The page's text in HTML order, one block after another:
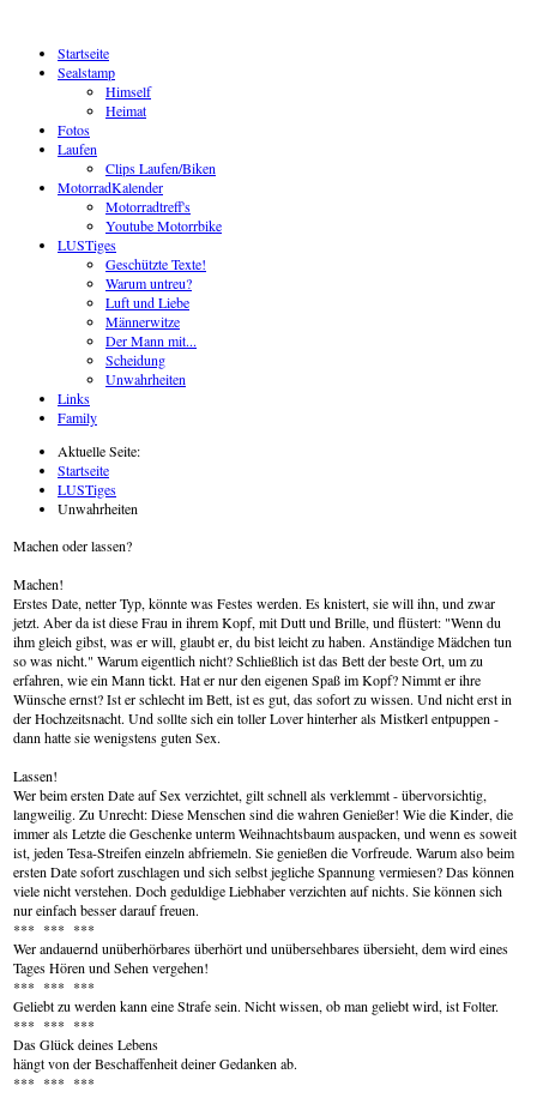
Startseite
Sealstamp
Himself
Heimat
Fotos
Laufen
Clips Laufen/Biken
MotorradKalender
Motorradtreff's
Youtube Motorrbike
LUSTiges
Geschützte Texte!
Warum untreu?
Luft und Liebe
Männerwitze
Der Mann mit...
Scheidung
Unwahrheiten
Links
Family
Aktuelle Seite:
Startseite
LUSTiges
Unwahrheiten
Machen oder lassen?
Machen!
Erstes Date, netter Typ, könnte was Festes werden. Es knistert, sie will ihn, und zwar
jetzt. Aber da ist diese Frau in ihrem Kopf, mit Dutt und Brille, und flüstert: "Wenn du
ihm gleich gibst, was er will, glaubt er, du bist leicht zu haben. Anständige Mädchen tun
so was nicht." Warum eigentlich nicht? Schließlich ist das Bett der beste Ort, um zu
erfahren, wie ein Mann tickt. Hat er nur den eigenen Spaß im Kopf? Nimmt er ihre
Wünsche ernst? Ist er schlecht im Bett, ist es gut, das sofort zu wissen. Und nicht erst in
der Hochzeitsnacht. Und sollte sich ein toller Lover hinterher als Mistkerl entpuppen -
dann hatte sie wenigstens guten Sex.
Lassen!
Wer beim ersten Date auf Sex verzichtet, gilt schnell als verklemmt - übervorsichtig,
langweilig. Zu Unrecht: Diese Menschen sind die wahren Genießer! Wie die Kinder, die
immer als Letzte die Geschenke unterm Weihnachtsbaum auspacken, und wenn es soweit
ist, jeden Tesa-Streifen einzeln abfriemeln. Sie genießen die Vorfreude. Warum also beim
ersten Date sofort zuschlagen und sich selbst jegliche Spannung vermiesen? Das können
viele nicht verstehen. Doch geduldige Liebhaber verzichten auf nichts. Sie können sich
nur einfach besser darauf freuen.
*** *** ***
Wer andauernd unüberhörbares überhört und unübersehbares übersieht, dem wird eines
Tages Hören und Sehen vergehen!
*** *** ***
Geliebt zu werden kann eine Strafe sein. Nicht wissen, ob man geliebt wird, ist Folter.
*** *** ***
Das Glück deines Lebens
hängt von der Beschaffenheit deiner Gedanken ab.
*** *** ***